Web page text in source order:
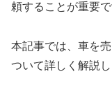
頼することが重要で
本記事では、車を
ついて詳しく解説し